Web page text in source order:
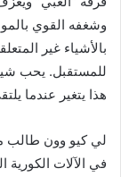
وشغفه القوي
بالأشياء غير
للمستقبل. يحب
هذا يتغير عندما
لي كيو وون طالب
في الآلات الكورية